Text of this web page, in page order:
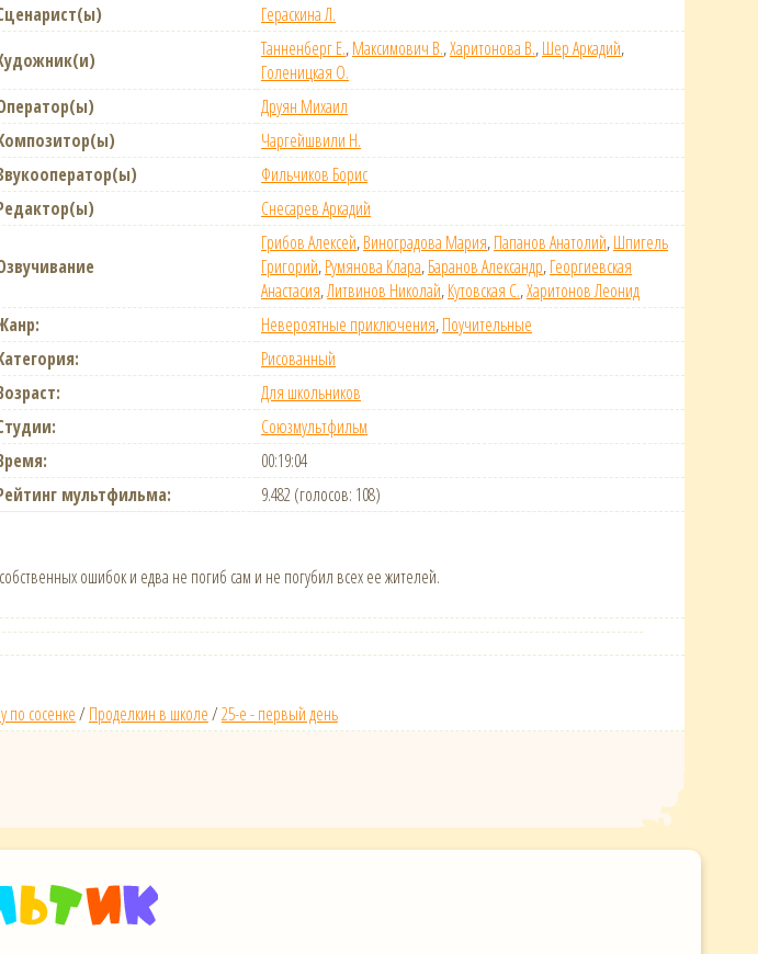
Гераскина Л.
Танненберг Е.,Максимович В.,Харитонова В.,Шер Аркадий,
Голеницкая О.
Друян Михаил
Чаргейшвили Н.
Фильчиков Борис
Снесарев Аркадий
Грибов Алексей,Виноградова Мария,Папанов Анатолий,Шпигель
Григорий,Румянова Клара,Баранов Александр,Георгиевская
Анастасия,Литвинов Николай,Кутовская С.,Харитонов Леонид
Невероятные приключения,Поучительные
Рисованный
Для школьников
Союзмультфильм
00:19:04
мультфильма:
9.482 (голосов: 108)
ошибок и едва не погиб сам и не погубил всех ее жителей.
по сосенке/ Проделкин в школе/25-е - первый день